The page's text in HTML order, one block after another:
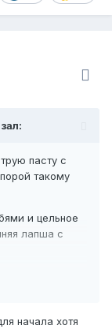
пасту с
такому
и цельное
лапша с
начала хотя